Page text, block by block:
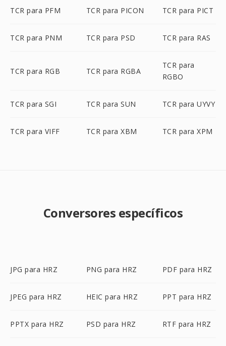
TCR para PFM TCR para PICON TCR para PICT
TCR para PNM TCR para PSD TCR para RAS
TCR para RGB TCR para RGBA
TCR para
RGBO
TCR para SGI TCR para SUN TCR para UYVY
TCR para VIFF TCR para XBM TCR para XPM
Conversores específicos
JPG para HRZ PNG para HRZ PDF para HRZ
JPEG para HRZ HEIC para HRZ PPT para HRZ
PPTX para HRZ PSD para HRZ RTF para HRZ